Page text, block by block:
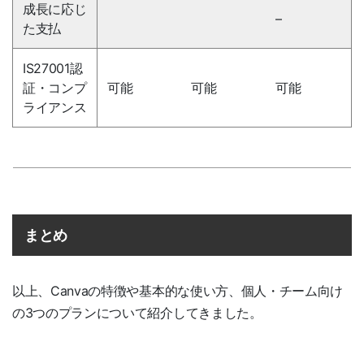
成長に応じ
た支払
–
IS27001認
証・コンプ
ライアンス
可能 可能 可能
まとめ
以上、Canvaの特徴や基本的な使い方、個人・チーム向け
の3つのプランについて紹介してきました。